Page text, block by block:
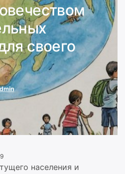
своего
населения и